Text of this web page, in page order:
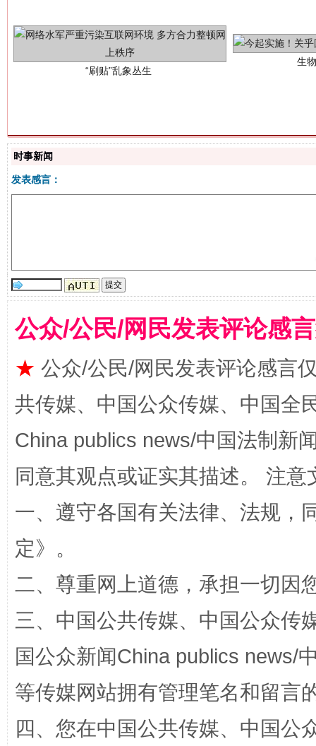
解纷+调解+退费，一次搞定
漫山遍野的桃花与雪山、麦地、白藏房 除
时事新闻
发表感言：
公众/公民/网民发表评论感
★ 公众/公民/网民发表评论感言
共传媒、中国公众传媒、中国全
China publics news/中国法制新
同意其观点或证实其描述。 注
一、遵守各国有关法律、法规，
定》。
二、尊重网上道德，承担一切因
三、中国公共传媒、中国公众传
国公众新闻China publics news/
等传媒网站拥有管理笔名和留言
四、您在中国公共传媒、中国公